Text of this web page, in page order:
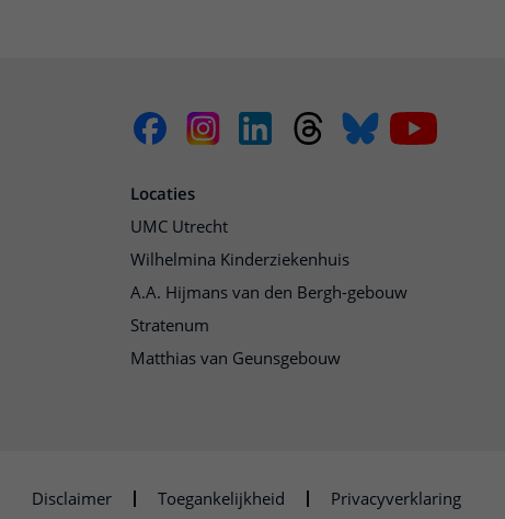
Locaties
UMC Utrecht
Wilhelmina Kinderziekenhuis
A.A. Hijmans van den Bergh-gebouw
Stratenum
Matthias van Geunsgebouw
Disclaimer Toegankelijkheid Privacyverklaring